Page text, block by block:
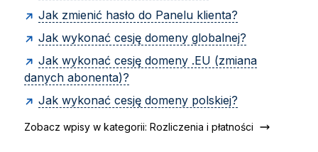
Jak zmienić hasło do Panelu klienta?
Jak wykonać cesję domeny globalnej?
Jak wykonać cesję domeny .EU (zmiana
danych abonenta)?
Jak wykonać cesję domeny polskiej?
Zobacz wpisy w kategorii: Rozliczenia i płatności